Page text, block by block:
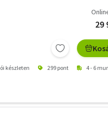
29
készleten 299 pont 4 - 6